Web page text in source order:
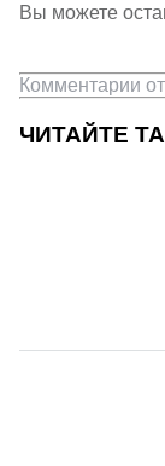
Вы можете
Комментарии
ЧИТАЙТЕ